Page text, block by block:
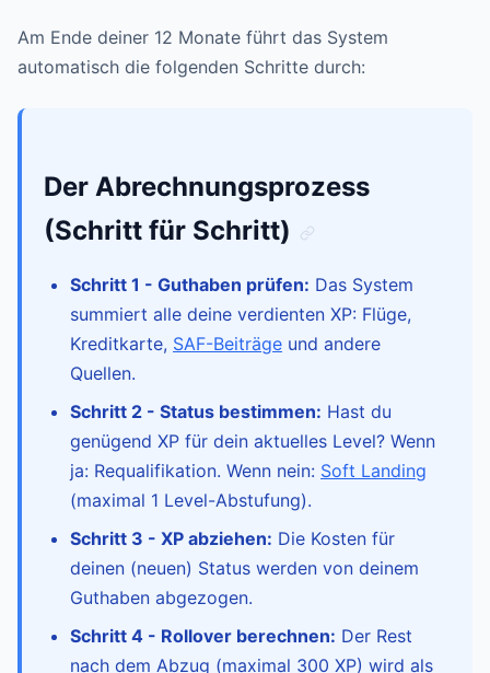
Am Ende deiner 12 Monate führt das System
automatisch die folgenden Schritte durch:
Der Abrechnungsprozess
(Schritt für Schritt)
Schritt 1 - Guthaben prüfen: Das System
summiert alle deine verdienten XP: Flüge,
Kreditkarte, SAF-Beiträge und andere
Quellen.
Schritt 2 - Status bestimmen: Hast du
genügend XP für dein aktuelles Level? Wenn
ja: Requalifikation. Wenn nein: Soft Landing
(maximal 1 Level-Abstufung).
Schritt 3 - XP abziehen: Die Kosten für
deinen (neuen) Status werden von deinem
Guthaben abgezogen.
Schritt 4 - Rollover berechnen: Der Rest
nach dem Abzug (maximal 300 XP) wird als